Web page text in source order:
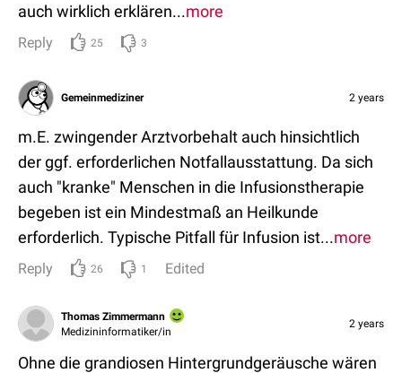
auch wirklich erklären...more
Reply 25 3
Gemeinmediziner 2 years
m.E. zwingender Arztvorbehalt auch hinsichtlich
der ggf. erforderlichen Notfallausstattung. Da sich
auch "kranke" Menschen in die Infusionstherapie
begeben ist ein Mindestmaß an Heilkunde
erforderlich. Typische Pitfall für Infusion ist...more
Reply 26 1 Edited
Thomas Zimmermann
Medizininformatiker/in
2 years
Ohne die grandiosen Hintergrundgeräusche wären